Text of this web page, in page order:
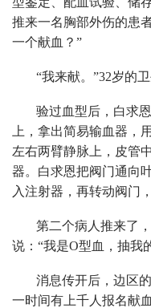
推来一名胸部外伤的患
一个献血？”
“我来献。”32岁的
验过血型后，白求
上，拿出简易输血器，
左右两臂静脉上，皮管
器。白求恩把阀门通向
入注射器，再转动阀门
第二个病人推来了
说：“我是O型血，抽我
消息传开后，边区
一时间有上千人报名献